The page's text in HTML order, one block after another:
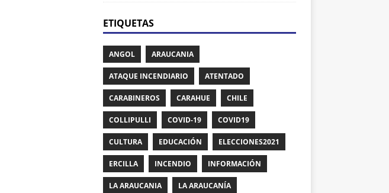
ETIQUETAS
ANGOL ARAUCANIA
ATAQUE INCENDIARIO ATENTADO
CARABINEROS CARAHUE CHILE
COLLIPULLI COVID-19 COVID19
CULTURA EDUCACIÓN ELECCIONES2021
ERCILLA INCENDIO INFORMACIÓN
LA ARAUCANIA LA ARAUCANÍA